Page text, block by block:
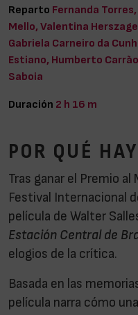
Reparto Fernanda
Mello, Valentina
Gabriela Carneiro da
Estiano, Humberto
Saboia
Duración 2 h 16 m
POR QUÉ
Tras ganar el Premio al
Festival Internacional
película de Walter
Estación Central de
elogios de la crítica.
Basada en las
película narra cómo